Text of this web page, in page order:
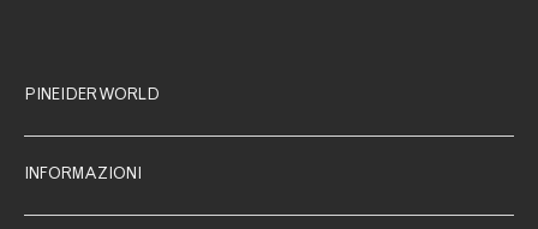
PINEIDER WORLD
INFORMAZIONI